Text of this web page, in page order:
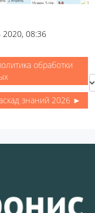
08:36
обработки
знаний 2026 ►